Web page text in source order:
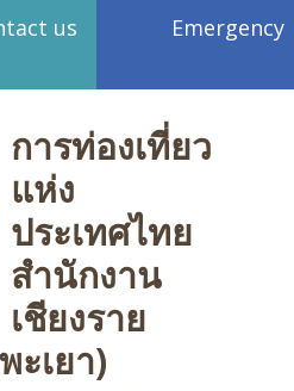
us Emergency
การท่องเที่ยว
แห่ง
ประเทศไทย
สำนักงาน
เชียงราย
ะเยา)